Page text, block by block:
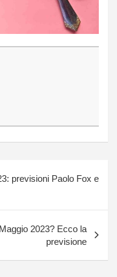
previsioni Paolo Fox e
2023? Ecco la
previsione